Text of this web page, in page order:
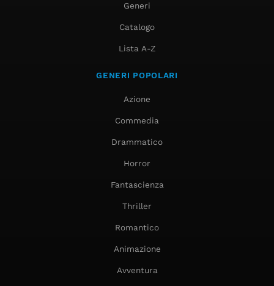
Generi
Catalogo
Lista A-Z
GENERI POPOLARI
Azione
Commedia
Drammatico
Horror
Fantascienza
Thriller
Romantico
Animazione
Avventura